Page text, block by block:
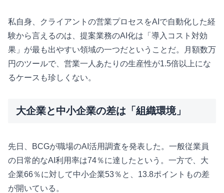
私自身、クライアントの営業プロセスをAIで自動化した経
験から言えるのは、提案業務のAI化は「導入コスト対効
果」が最も出やすい領域の一つだということだ。月額数万
円のツールで、営業一人あたりの生産性が1.5倍以上にな
るケースも珍しくない。
大企業と中小企業の差は「組織環境」
先日、BCGが職場のAI活用調査を発表した。一般従業員
の日常的なAI利用率は74％に達したという。一方で、大
企業66％に対して中小企業53％と、13.8ポイントもの差
が開いている。